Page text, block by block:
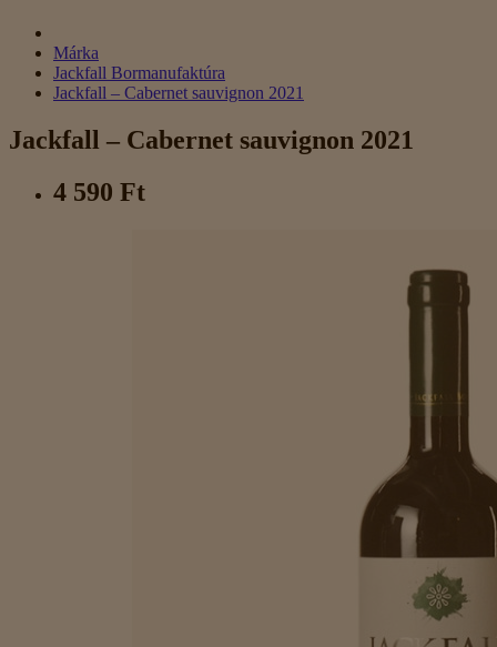
Márka
Jackfall Bormanufaktúra
Jackfall – Cabernet sauvignon 2021
Jackfall – Cabernet sauvignon 2021
4 590 Ft